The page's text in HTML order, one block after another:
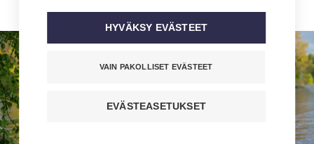
HYVÄKSY EVÄSTEET
VAIN PAKOLLISET EVÄSTEET
EVÄSTEASETUKSET